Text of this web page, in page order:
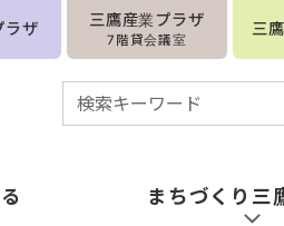
ラザ 三鷹産業プラザ
7階貸会議室
三
まちづくり三